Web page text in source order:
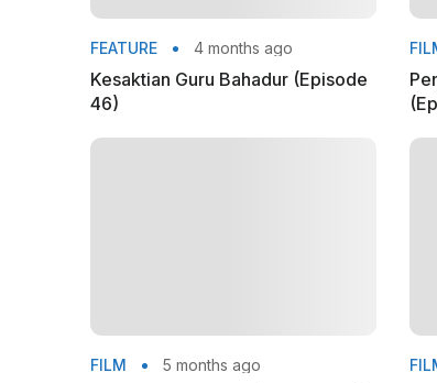
FEATURE 4 months ago
Kesaktian Guru Bahadur (Episode
46)
FILM 5 months ago